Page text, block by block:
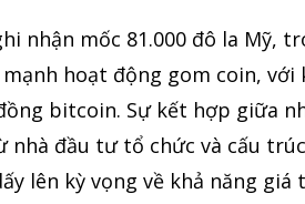
nhận mốc 81.000 đô la Mỹ,
hoạt động gom coin,
bitcoin. Sự kết hợp giữa
nhà đầu tư tổ chức và cấu
lên kỳ vọng về khả năng